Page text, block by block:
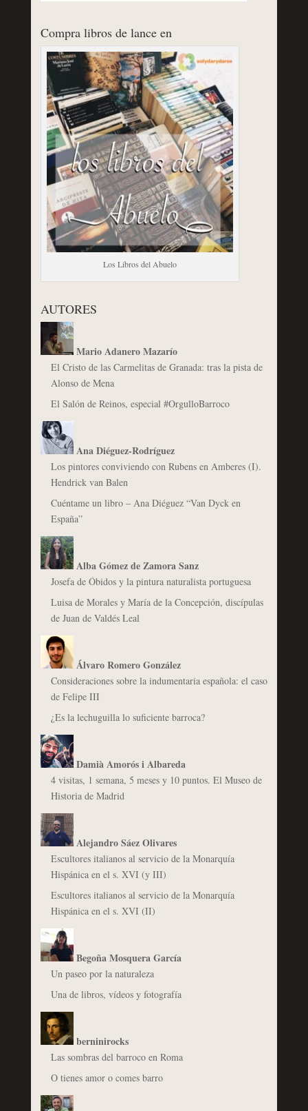
Compra libros de lance en
Los Libros del Abuelo
AUTORES
Mario Adanero Mazarío
El Cristo de las Carmelitas de Granada: tras la pista de
Alonso de Mena
El Salón de Reinos, especial #OrgulloBarroco
Ana Diéguez-Rodríguez
Los pintores conviviendo con Rubens en Amberes (I).
Hendrick van Balen
Cuéntame un libro – Ana Diéguez “Van Dyck en
España”
Alba Gómez de Zamora Sanz
Josefa de Óbidos y la pintura naturalista portuguesa
Luisa de Morales y María de la Concepción, discípulas
de Juan de Valdés Leal
Álvaro Romero González
Consideraciones sobre la indumentaria española: el caso
de Felipe III
¿Es la lechuguilla lo suficiente barroca?
Damià Amorós i Albareda
4 visitas, 1 semana, 5 meses y 10 puntos. El Museo de
Historia de Madrid
Alejandro Sáez Olivares
Escultores italianos al servicio de la Monarquía
Hispánica en el s. XVI (y III)
Escultores italianos al servicio de la Monarquía
Hispánica en el s. XVI (II)
Begoña Mosquera García
Un paseo por la naturaleza
Una de libros, vídeos y fotografía
berninirocks
Las sombras del barroco en Roma
O tienes amor o comes barro